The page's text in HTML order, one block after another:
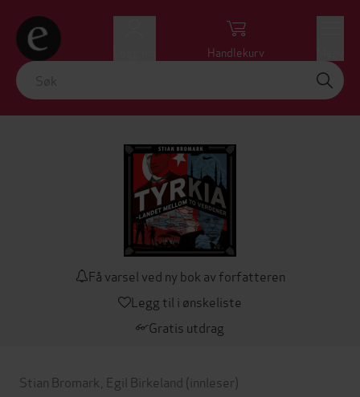
Handlekurv
Få varsel ved ny bok av forfatteren
Legg til i ønskeliste
Gratis utdrag
Stian Bromark Egil Birkeland (innleser)